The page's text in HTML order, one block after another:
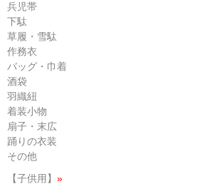
兵児帯
下駄
草履・雪駄
作務衣
バッグ・巾着
酒袋
羽織紐
着装小物
扇子・末広
踊りの衣装
その他
【子供用】 »